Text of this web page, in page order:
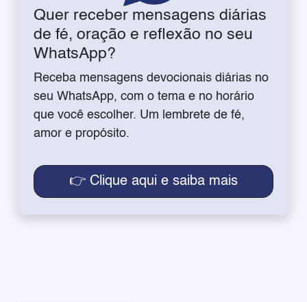
Quer receber mensagens diárias
de fé, oração e reflexão no seu
WhatsApp?
Receba mensagens devocionais diárias no
seu WhatsApp, com o tema e no horário
que você escolher. Um lembrete de fé,
amor e propósito.
👉 Clique aqui e saiba mais